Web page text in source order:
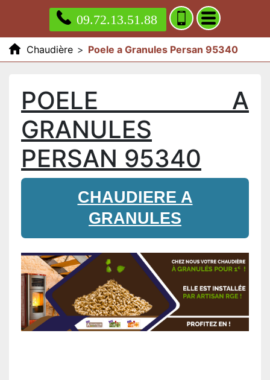
09.72.13.51.88
Chaudière > Poele a Granules Persan 95340
POELE A
GRANULES
PERSAN 95340
CHAUDIERE A
GRANULES